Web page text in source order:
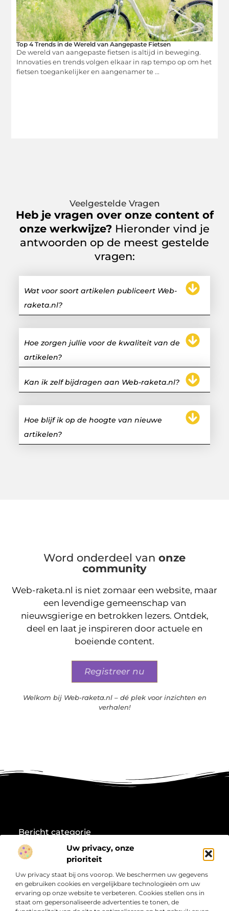
Uw privacy, onze
prioriteit
Uw privacy staat bij ons voorop. We beschermen uw gegevens
en gebruiken cookies en vergelijkbare technologieën om uw
ervaring op onze website te verbeteren. Cookies stellen ons in
staat om gepersonaliseerde advertenties te tonen, de
Top 4 Trends in de Wereld van Aangepaste Fietsen
De wereld van aangepaste fietsen is altijd in beweging.
Innovaties en trends volgen elkaar in rap tempo op om het
fietsen toegankelijker en aangenamer te ...
Veelgestelde Vragen
Heb je vragen over onze content of
onze werkwijze? Hieronder vind je
antwoorden op de meest gestelde
vragen:
Wat voor soort artikelen publiceert Web-
raketa.nl?
Hoe zorgen jullie voor de kwaliteit van de
artikelen?
Kan ik zelf bijdragen aan Web-raketa.nl?
Hoe blijf ik op de hoogte van nieuwe
artikelen?
Word onderdeel van onze
community
Web-raketa.nl is niet zomaar een website, maar
een levendige gemeenschap van
nieuwsgierige en betrokken lezers. Ontdek,
deel en laat je inspireren door actuele en
boeiende content.
Registreer nu
Welkom bij Web-raketa.nl – dé plek voor inzichten en
verhalen!
Over
“Jouw Startpunt voor Informatie en Inspiratie”
Onze informatie
Bericht categorie